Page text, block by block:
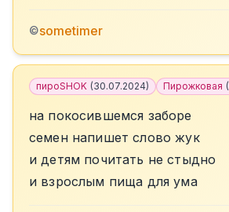
©sometimer
пироSHOK (30.07.2024) Пирожковая (
на покосившемся заборе
семен напишет слово жук
и детям почитать не стыдно
и взрослым пища для ума